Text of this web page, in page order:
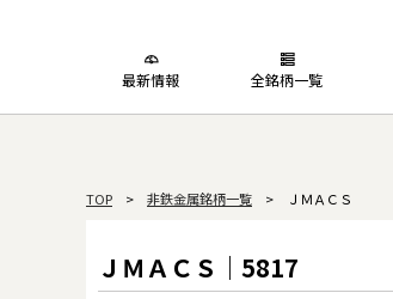
最新情報 全銘柄一覧
TOP > 非鉄金属銘柄一覧 > ＪＭＡＣＳ
ＪＭＡＣＳ｜5817